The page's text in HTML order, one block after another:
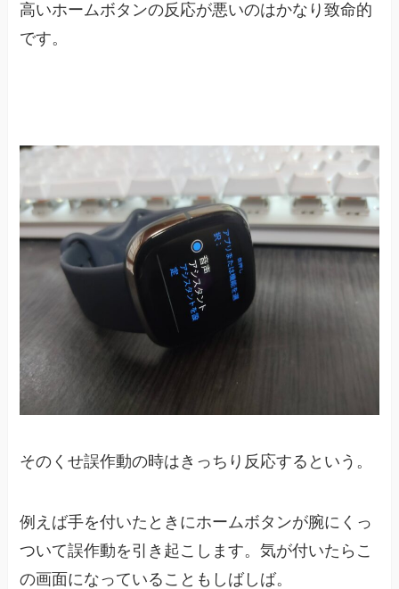
高いホームボタンの反応が悪いのはかなり致命的
です。
そのくせ誤作動の時はきっちり反応するという。
例えば手を付いたときにホームボタンが腕にくっ
ついて誤作動を引き起こします。気が付いたらこ
の画面になっていることもしばしば。